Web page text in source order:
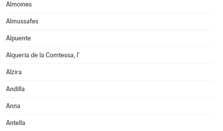
Almoines
Almussafes
Alpuente
Alqueria de la Comtessa, l'
Alzira
Andilla
Anna
Antella